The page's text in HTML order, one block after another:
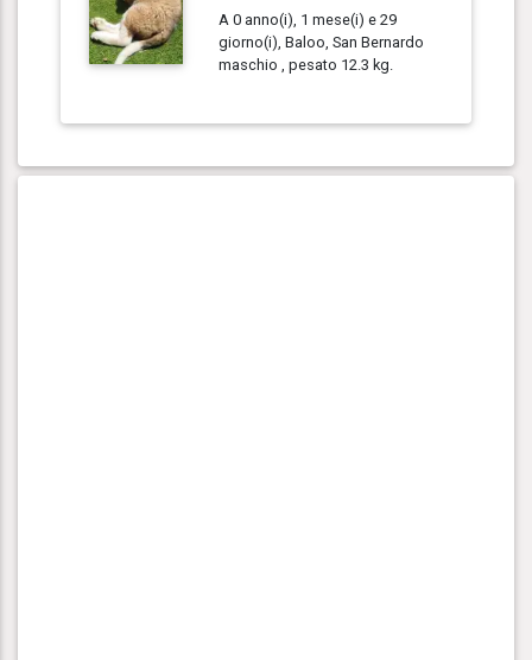
A 0 anno(i), 1 mese(i) e 29
giorno(i), Baloo, San Bernardo
maschio , pesato 12.3 kg.